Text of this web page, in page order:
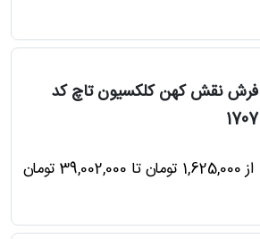
فرش نقش کهن کلکسیون تاچ کد
1707
از 1,625,000 تومان تا 39,002,000 تومان